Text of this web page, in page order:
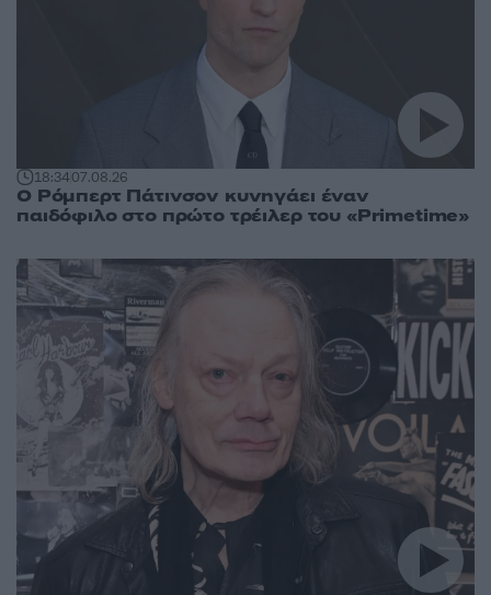
18:3407.08.26
Ο Ρόμπερτ Πάτινσον κυνηγάει έναν
παιδόφιλο στο πρώτο τρέιλερ του «Primetime»